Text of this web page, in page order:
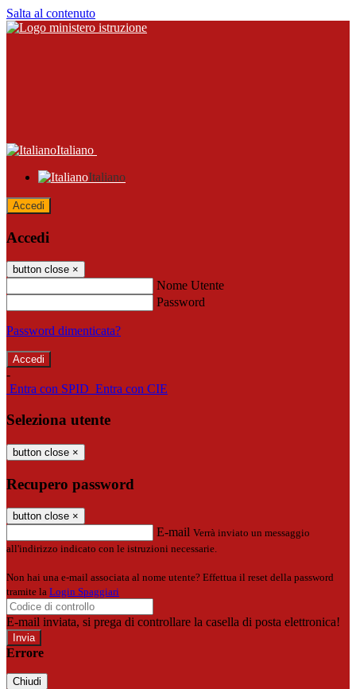
Salta al contenuto
Italiano
Italiano
Accedi
Accedi
button close ×
Nome Utente
Password
Password dimenticata?
-
Entra con SPID Entra con CIE
Seleziona utente
button close ×
Recupero password
button close ×
E-mail Verrà inviato un messaggio
all'indirizzo indicato con le istruzioni necessarie.
Non hai una e-mail associata al nome utente? Effettua il reset della password
tramite la Login Spaggiari
E-mail inviata, si prega di controllare la casella di posta elettronica!
Errore
Chiudi